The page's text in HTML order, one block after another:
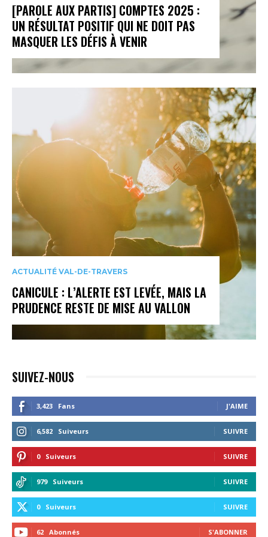
[PAROLE AUX PARTIS] COMPTES 2025 :
UN RÉSULTAT POSITIF QUI NE DOIT PAS
MASQUER LES DÉFIS À VENIR
ACTUALITÉ VAL-DE-TRAVERS
CANICULE : L’ALERTE EST LEVÉE, MAIS LA
PRUDENCE RESTE DE MISE AU VALLON
SUIVEZ-NOUS
3,423 Fans J'AIME
6,582 Suiveurs SUIVRE
0 Suiveurs SUIVRE
979 Suiveurs SUIVRE
0 Suiveurs SUIVRE
62 Abonnés S'ABONNER